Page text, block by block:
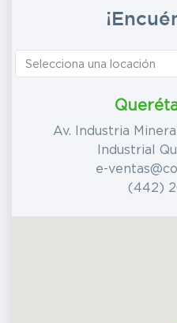
Av. Industria
Industrial
e-
(442)